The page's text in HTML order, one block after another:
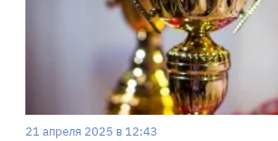
21 апреля 2025 в 12:43